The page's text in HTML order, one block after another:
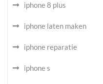
iphone 8 plus
iphone laten maken
iphone reparatie
iphone s